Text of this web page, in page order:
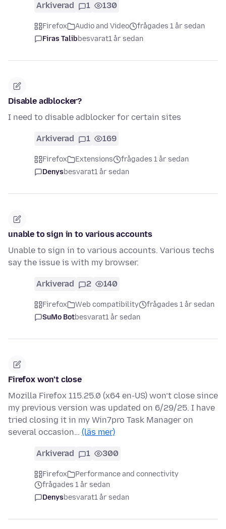
Arkiverad 1 130
Firefox Audio and Video
frågades 1 år sedan
Firas Talibbesvarat1 år sedan
Disable adblocker?
I need to disable adblocker for certain sites
Arkiverad 1 169
Firefox Extensions
frågades 1 år sedan
Denysbesvarat1 år sedan
unable to sign in to various accounts
Unable to sign in to various accounts. Various techs
say the issue is with my browser.
Arkiverad 2 140
Firefox Web compatibility
frågades 1 år sedan
SuMo Botbesvarat1 år sedan
Firefox won’t close
Mozilla Firefox 115.25.0 (x64 en-US) won’t close since
my previous version was updated on 6/29/25. I have
tried closing it in my Win7pro Task Manager on
several occasion… (läs mer)
Arkiverad 1 300
Firefox
Performance and connectivity
frågades 1 år sedan
Denysbesvarat1 år sedan